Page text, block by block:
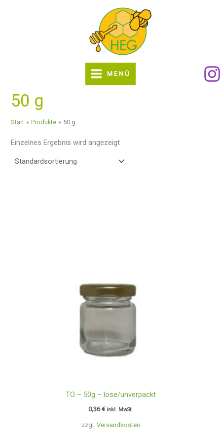
MENÜ
50 g
Start Produkte 50 g
Einzelnes Ergebnis wird angezeigt
zzgl. Versandkosten
TO – 50g – lose/unverpackt
0,36€ inkl. MwSt.